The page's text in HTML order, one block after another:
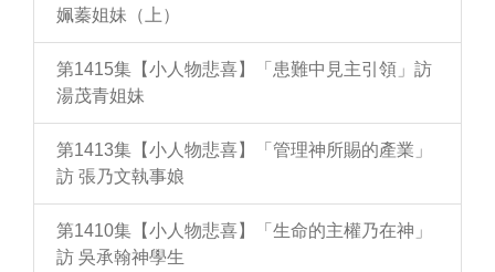
姵蓁姐妹（上）
第1415集【小人物悲喜】「患難中見主引領」訪
湯茂青姐妹
第1413集【小人物悲喜】「管理神所賜的產業」
訪 張乃文執事娘
第1410集【小人物悲喜】「生命的主權乃在神」
訪 吳承翰神學生